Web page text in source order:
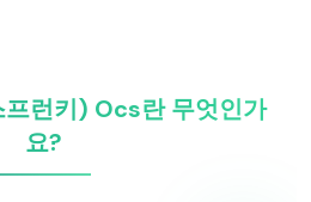
런키) Ocs란 무엇인가
요?